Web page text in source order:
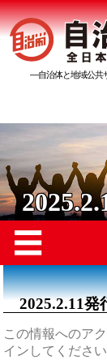
―自治体と地域公共
☰
2025.2.11
この情報へのア
インしてくださ